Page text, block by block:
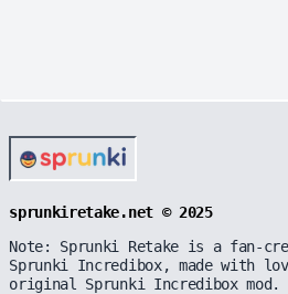
sprunkiretake.net © 2025
Note: Sprunki Retake is a fan-
Sprunki Incredibox, made with
original Sprunki Incredibox mod.